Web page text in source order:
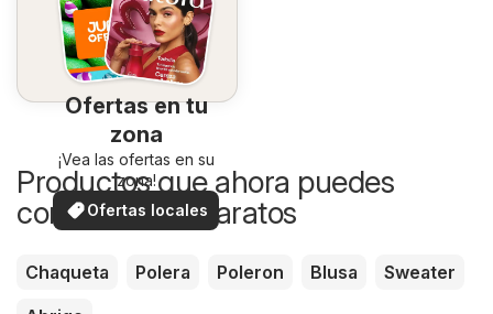
Ofertas en tu
zona
¡Vea las ofertas en su
zona!
Ofertas locales
Productos que ahora puedes
comprar más baratos
Chaqueta Polera Poleron Blusa
Sweater